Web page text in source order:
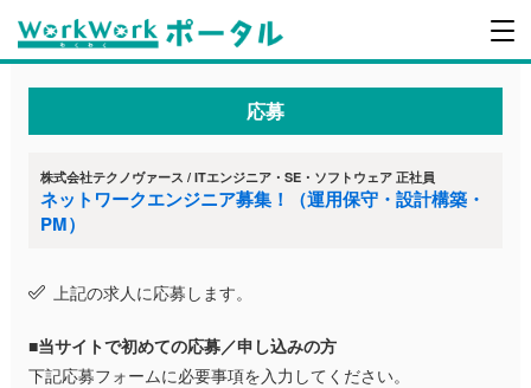
応募
株式会社テクノヴァース / ITエンジニア・SE・ソフトウェア 正社員
ネットワークエンジニア募集！（運用保守・設計構築・
PM）
上記の求人に応募します。
■当サイトで初めての応募／申し込みの方
下記応募フォームに必要事項を入力してください。